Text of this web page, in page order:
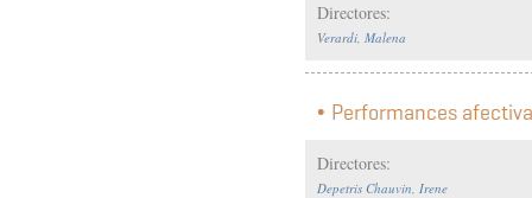
Directores:
Verardi, Malena
Performances
Directores:
Depetris Chauvin, Irene